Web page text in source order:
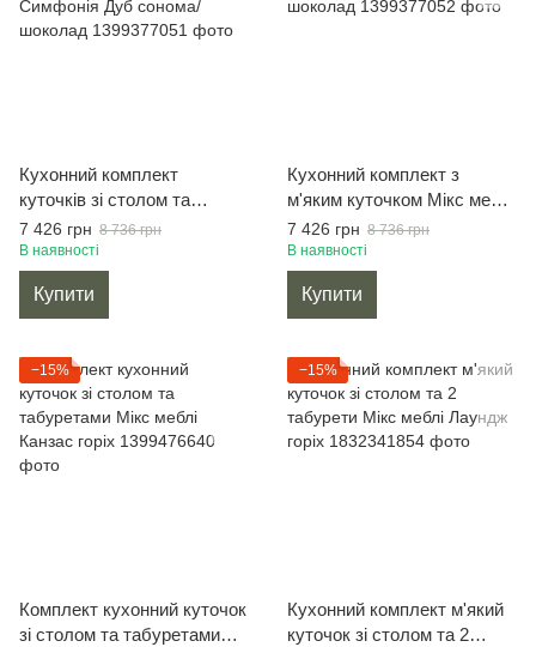
Кухонний комплект
куточків зі столом та
табуретами Мікс меблі
Симфонія Дуб сонома/
шоколад
7 426 грн 8 736 грн
В наявності
Купити
Кухонний комплект з
м'яким куточком Мікс меблі
Гармонія Темний горіх/
шоколад
7 426 грн 8 736 грн
В наявності
Купити
−15%
Комплект кухонний куточок
зі столом та табуретами
−15%
Кухонний комплект м'який
куточок зі столом та 2